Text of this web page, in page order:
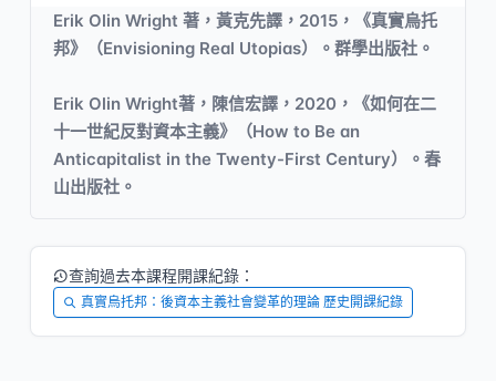
Erik Olin Wright 著，黃克先譯，2015，《真實烏托
邦》（Envisioning Real Utopias）。群學出版社。
Erik Olin Wright著，陳信宏譯，2020，《如何在二
十一世紀反對資本主義》（How to Be an
Anticapitalist in the Twenty-First Century）。春
山出版社。
查詢過去本課程開課紀錄：
真實烏托邦：後資本主義社會變革的理論 歷史開課紀錄